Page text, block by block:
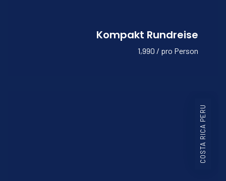
Kompakt Rundreise
1,990 / pro Person
COSTA RICA PERU